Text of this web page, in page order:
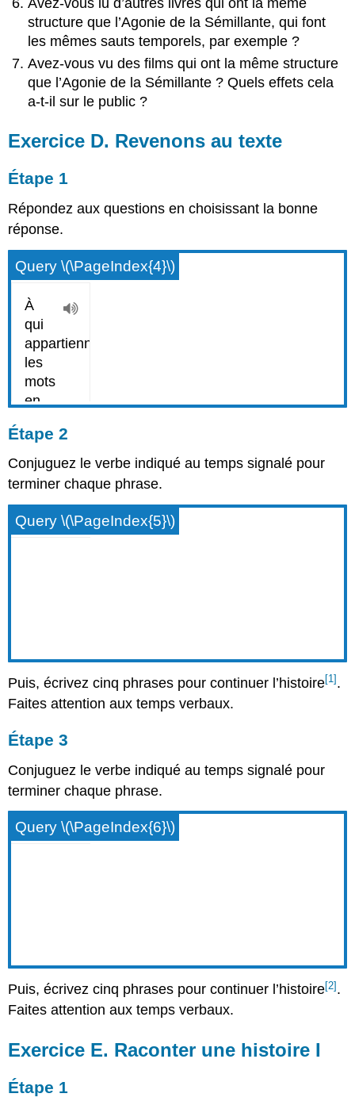
structure que l’Agonie de la Sémillante, qui font
les mêmes sauts temporels, par exemple ?
Avez-vous vu des films qui ont la même structure
que l’Agonie de la Sémillante ? Quels effets cela
a-t-il sur le public ?
Exercice D. Revenons au texte
Étape 1
Répondez aux questions en choisissant la bonne
réponse.
Query \(\PageIndex{4}\)
Étape 2
Conjuguez le verbe indiqué au temps signalé pour
terminer chaque phrase.
Query \(\PageIndex{5}\)
Puis, écrivez cinq phrases pour continuer l’histoire[1] .
Faites attention aux temps verbaux.
Étape 3
Conjuguez le verbe indiqué au temps signalé pour
terminer chaque phrase.
Query \(\PageIndex{6}\)
Puis, écrivez cinq phrases pour continuer l’histoire[2].
Faites attention aux temps verbaux.
Exercice E. Raconter une histoire I
Étape 1